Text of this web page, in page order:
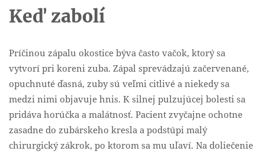
Keď zabolí
Príčinou zápalu okostice býva často vačok, ktorý sa
vytvorí pri koreni zuba. Zápal sprevádzajú začervenané,
opuchnuté ďasná, zuby sú veľmi citlivé a niekedy sa
medzi nimi objavuje hnis. K silnej pulzujúcej bolesti sa
pridáva horúčka a malátnosť. Pacient zvyčajne ochotne
zasadne do zubárskeho kresla a podstúpi malý
chirurgický zákrok, po ktorom sa mu uľaví. Na doliečenie